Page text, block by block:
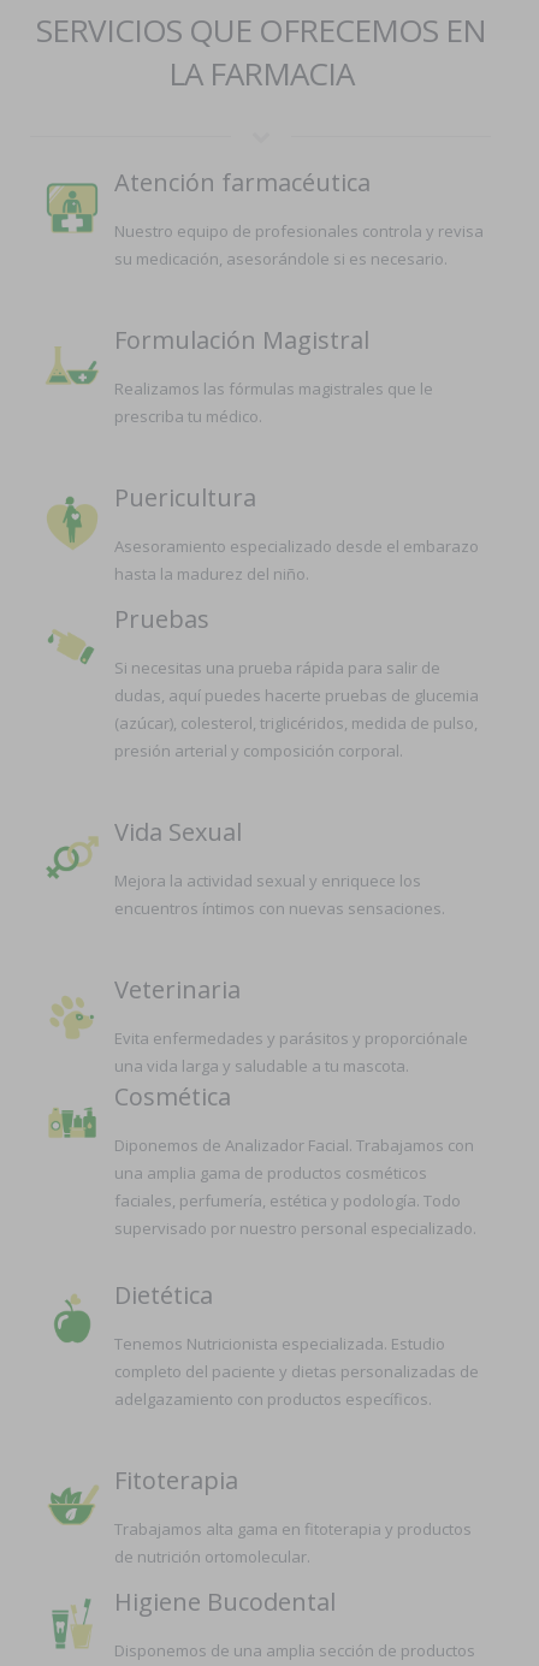
SERVICIOS QUE OFRECEMOS EN
LA FARMACIA
Atención farmacéutica
Nuestro equipo de profesionales controla y revisa
su medicación, asesorándole si es necesario.
Formulación Magistral
Realizamos las fórmulas magistrales que le
prescriba tu médico.
Puericultura
Asesoramiento especializado desde el embarazo
hasta la madurez del niño.
Pruebas
Si necesitas una prueba rápida para salir de
dudas, aquí puedes hacerte pruebas de glucemia
(azúcar), colesterol, triglicéridos, medida de pulso,
presión arterial y composición corporal.
Vida Sexual
Mejora la actividad sexual y enriquece los
encuentros íntimos con nuevas sensaciones.
Veterinaria
Evita enfermedades y parásitos y proporciónale
una vida larga y saludable a tu mascota.
Cosmética
Diponemos de Analizador Facial. Trabajamos con
una amplia gama de productos cosméticos
faciales, perfumería, estética y podología. Todo
supervisado por nuestro personal especializado.
Dietética
Tenemos Nutricionista especializada. Estudio
completo del paciente y dietas personalizadas de
adelgazamiento con productos específicos.
Fitoterapia
Trabajamos alta gama en fitoterapia y productos
de nutrición ortomolecular.
Higiene Bucodental
Disponemos de una amplia sección de productos